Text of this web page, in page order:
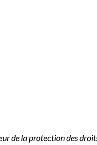
de la protection des